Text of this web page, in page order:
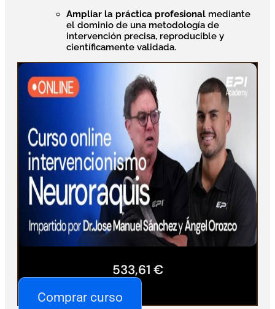
Ampliar la práctica profesional mediante
el dominio de una metodología de
intervención precisa, reproducible y
científicamente validada.
533,61 €
Comprar curso